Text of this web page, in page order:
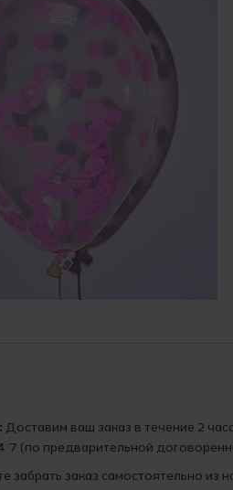
Доставим ваш заказ в течение 2
7 (по предварительной
забрать заказ самостоятельно из